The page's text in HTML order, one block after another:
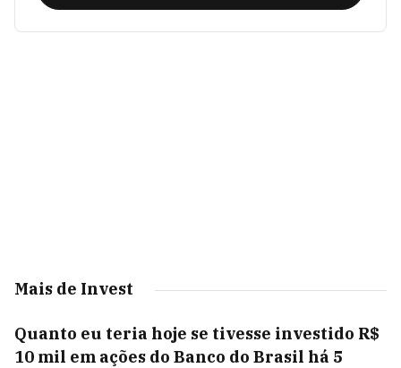
Mais de Invest
Quanto eu teria hoje se tivesse investido R$
10 mil em ações do Banco do Brasil há 5